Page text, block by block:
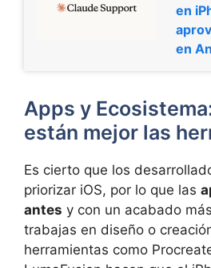
en
en
Apps y
están mejor las
Es cierto que los
priorizar iOS, por lo que las
antes y con un acabado
trabajas en diseño o
herramientas como